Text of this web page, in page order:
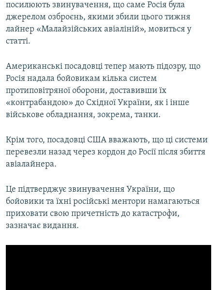
посилюють звинувачення, що саме Росія була
джерелом озброєнь, якими збили цього тижня
лайнер «Малайзійських авіаліній», мовиться у
статті.
Американські посадовці тепер мають підозру, що
Росія надала бойовикам кілька систем
протиповітряної оборони, доставивши їх
«контрабандою» до Східної України, як і інше
військове обладнання, зокрема, танки.
Крім того, посадовці США вважають, що ці системи
перевезли назад через кордон до Росії після збиття
авіалайнера.
Це підтверджує звинувачення України, що
бойовики та їхні російські ментори намагаються
приховати свою причетність до катастрофи,
зазначає видання.